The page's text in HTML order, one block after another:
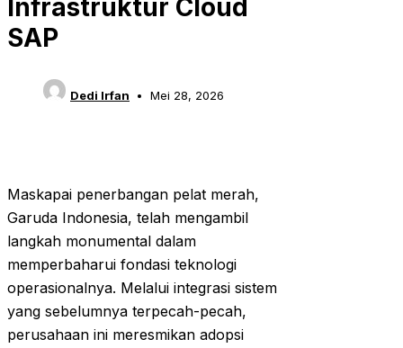
Infrastruktur Cloud
SAP
Dedi Irfan Mei 28, 2026
Maskapai penerbangan pelat merah,
Garuda Indonesia, telah mengambil
langkah monumental dalam
memperbaharui fondasi teknologi
operasionalnya. Melalui integrasi sistem
yang sebelumnya terpecah-pecah,
perusahaan ini meresmikan adopsi